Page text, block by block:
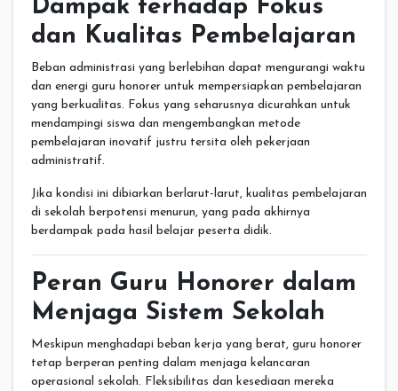
Dampak terhadap Fokus
dan Kualitas Pembelajaran
Beban administrasi yang berlebihan dapat mengurangi waktu
dan energi guru honorer untuk mempersiapkan pembelajaran
yang berkualitas. Fokus yang seharusnya dicurahkan untuk
mendampingi siswa dan mengembangkan metode
pembelajaran inovatif justru tersita oleh pekerjaan
administratif.
Jika kondisi ini dibiarkan berlarut-larut, kualitas pembelajaran
di sekolah berpotensi menurun, yang pada akhirnya
berdampak pada hasil belajar peserta didik.
Peran Guru Honorer dalam
Menjaga Sistem Sekolah
Meskipun menghadapi beban kerja yang berat, guru honorer
tetap berperan penting dalam menjaga kelancaran
operasional sekolah. Fleksibilitas dan kesediaan mereka